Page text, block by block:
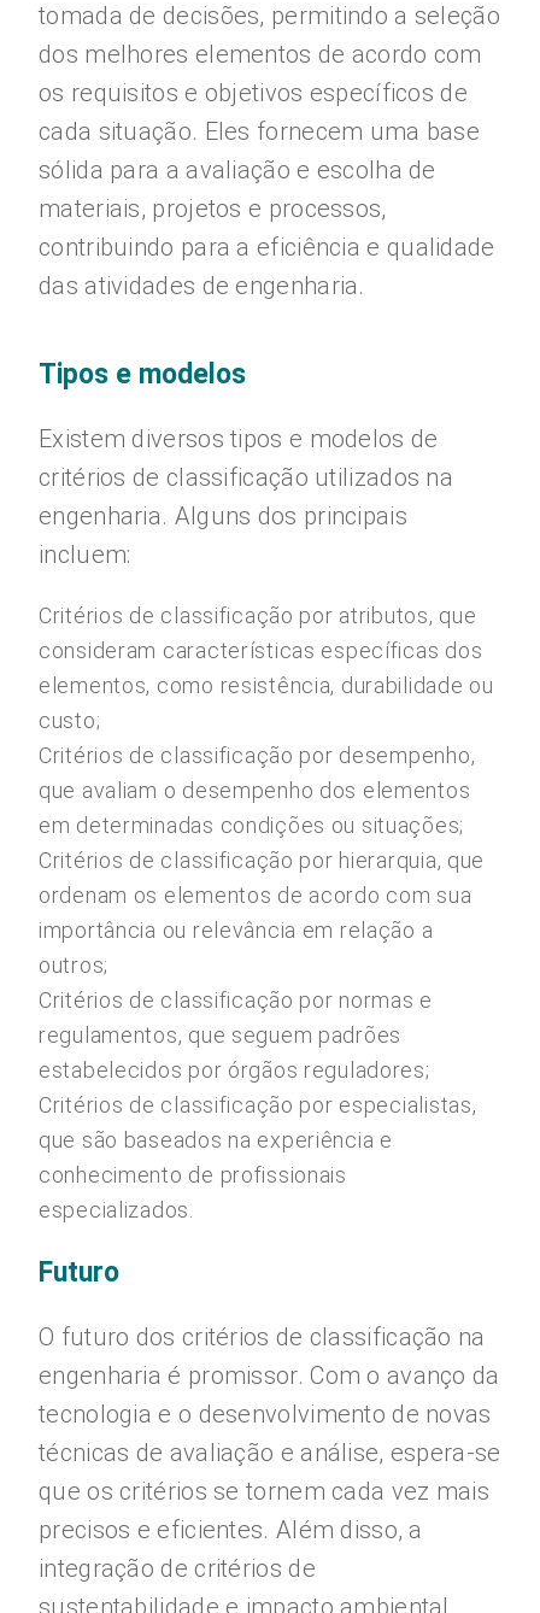
tomada de decisões, permitindo a seleção
dos melhores elementos de acordo com
os requisitos e objetivos específicos de
cada situação. Eles fornecem uma base
sólida para a avaliação e escolha de
materiais, projetos e processos,
contribuindo para a eficiência e qualidade
das atividades de engenharia.
Tipos e modelos
Existem diversos tipos e modelos de
critérios de classificação utilizados na
engenharia. Alguns dos principais
incluem:
Critérios de classificação por atributos, que
consideram características específicas dos
elementos, como resistência, durabilidade ou
custo;
Critérios de classificação por desempenho,
que avaliam o desempenho dos elementos
em determinadas condições ou situações;
Critérios de classificação por hierarquia, que
ordenam os elementos de acordo com sua
importância ou relevância em relação a
outros;
Critérios de classificação por normas e
regulamentos, que seguem padrões
estabelecidos por órgãos reguladores;
Critérios de classificação por especialistas,
que são baseados na experiência e
conhecimento de profissionais
especializados.
Futuro
O futuro dos critérios de classificação na
engenharia é promissor. Com o avanço da
tecnologia e o desenvolvimento de novas
técnicas de avaliação e análise, espera-se
que os critérios se tornem cada vez mais
precisos e eficientes. Além disso, a
integração de critérios de
sustentabilidade e impacto ambiental